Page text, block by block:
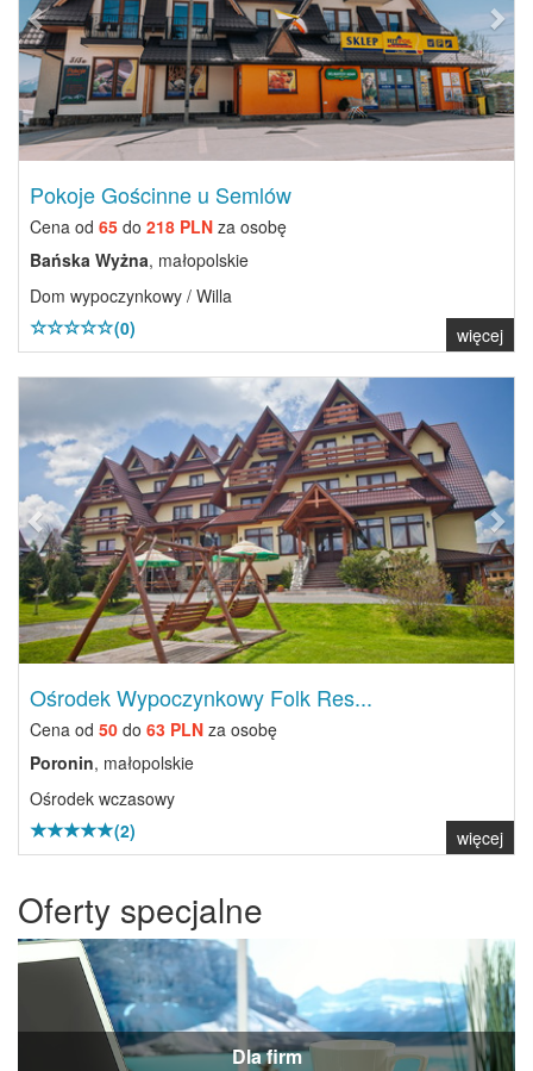
Pokoje Gościnne u Semlów
Cena od 65 do 218 PLN za osobę
Bańska Wyżna, małopolskie
Dom wypoczynkowy / Willa
(0)
więcej
Ośrodek Wypoczynkowy Folk Res...
Cena od 50 do 63 PLN za osobę
Poronin, małopolskie
Ośrodek wczasowy
(2)
więcej
Oferty specjalne
Dla firm